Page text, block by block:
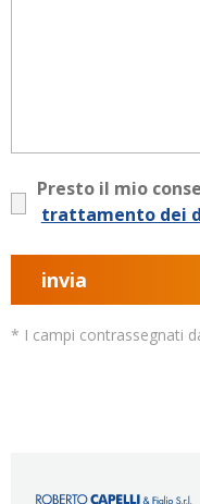
Presto il mio
trattamento dei
invia
* I campi contrassegnati